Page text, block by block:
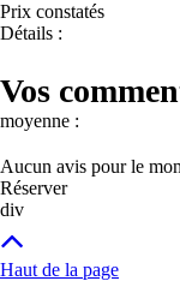
Prix constatés
Détails :
Vos
moyenne :
Aucun avis pour le
Réserver
div
Haut de la page